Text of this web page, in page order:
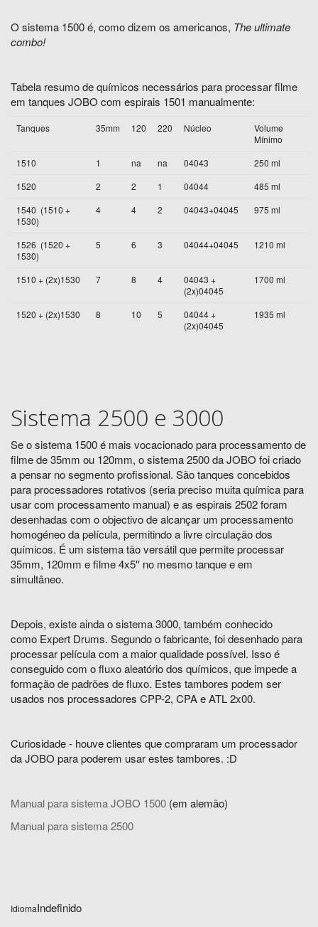
O sistema 1500 é, como dizem os americanos, The ultimate
combo!
Tabela resumo de químicos necessários para processar filme
em tanques JOBO com espirais 1501 manualmente:
Tanques 35mm 120 220 Núcleo
Volume
Mínimo
1510
1 na na 04043
250 ml
1520
2 2 1 04044
485 ml
1540 (1510 +
1530)
4 4 2 04043+04045 975 ml
1526 (1520 +
1530)
5 6 3 04044+04045 1210 ml
1510 + (2x)1530 7 8 4
04043 +
(2x)04045
1700 ml
1520 + (2x)1530 8 10 5
04044 +
(2x)04045
1935 ml
Sistema 2500 e 3000
Se o sistema 1500 é mais vocacionado para processamento de
filme de 35mm ou 120mm, o sistema 2500 da JOBO foi criado
a pensar no segmento profissional. São tanques concebidos
para processadores rotativos (seria preciso muita química para
usar com processamento manual) e as espirais 2502 foram
desenhadas com o objectivo de alcançar um processamento
homogéneo da película, permitindo a livre circulação dos
químicos. É um sistema tão versátil que permite processar
35mm, 120mm e filme 4x5'' no mesmo tanque e em
simultâneo.
Depois, existe ainda o sistema 3000, também conhecido
como Expert Drums. Segundo o fabricante, foi desenhado para
processar película com a maior qualidade possível. Isso é
conseguido com o fluxo aleatório dos químicos, que impede a
formação de padrões de fluxo. Estes tambores podem ser
usados nos processadores CPP-2, CPA e ATL 2x00.
Curiosidade - houve clientes que compraram um processador
da JOBO para poderem usar estes tambores. :D
Manual para sistema JOBO 1500 (em alemão)
Manual para sistema 2500
IdiomaIndefinido